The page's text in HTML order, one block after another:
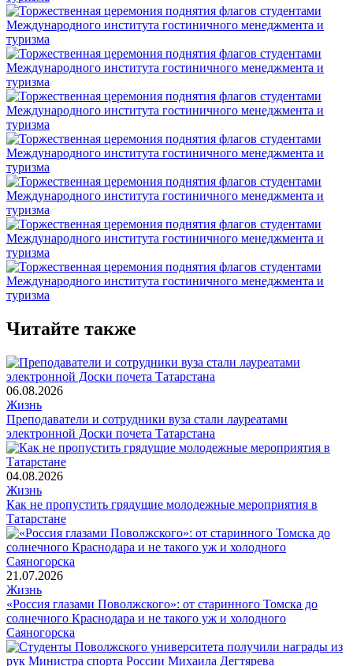
Читайте также
06.08.2026
Жизнь
Преподаватели и сотрудники вуза стали лауреатами
электронной Доски почета Татарстана
04.08.2026
Жизнь
Как не пропустить грядущие молодежные мероприятия в
Татарстане
21.07.2026
Жизнь
«Россия глазами Поволжского»: от старинного Томска до
солнечного Краснодара и не такого уж и холодного
Саяногорска